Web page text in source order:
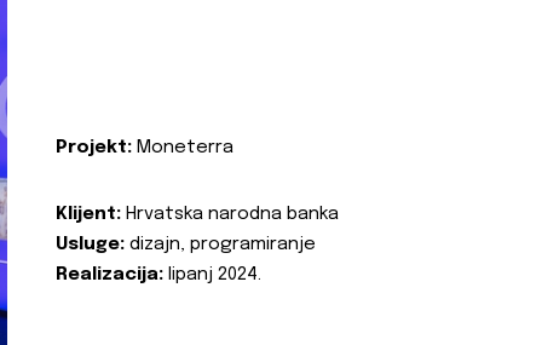
Projekt: Moneterra
Klijent: Hrvatska narodna banka
Usluge: dizajn, programiranje
Realizacija: lipanj 2024.